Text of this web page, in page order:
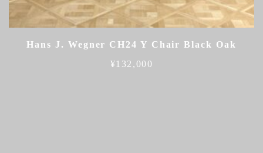
Hans J. Wegner CH24 Y Chair Black Oak
¥132,000